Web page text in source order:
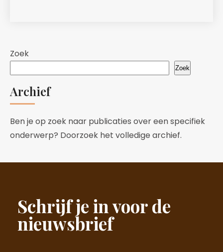
Zoek
Zoek
Archief
Ben je op zoek naar publicaties over een specifiek
onderwerp? Doorzoek het volledige archief.
Schrijf je in voor de
nieuwsbrief